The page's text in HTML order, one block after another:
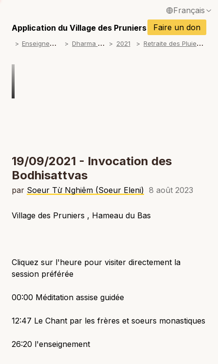
Français
English / Anglais
Español / Espagnol
Application du Village des Pruniers
Faire un don
E
nseignements D
harma talks 2021 R
etraite des Pluies 2021
19/09/2021 - Invocation des
Bodhisattvas
par Soeur Từ Nghiêm (Soeur Eleni) 8 août 2023
Village des Pruniers , Hameau du Bas
Cliquez sur l'heure pour visiter directement la
session préférée
00:00 Méditation assise guidée
12:47 Le Chant par les frères et soeurs monastiques
26:20 l'enseignement